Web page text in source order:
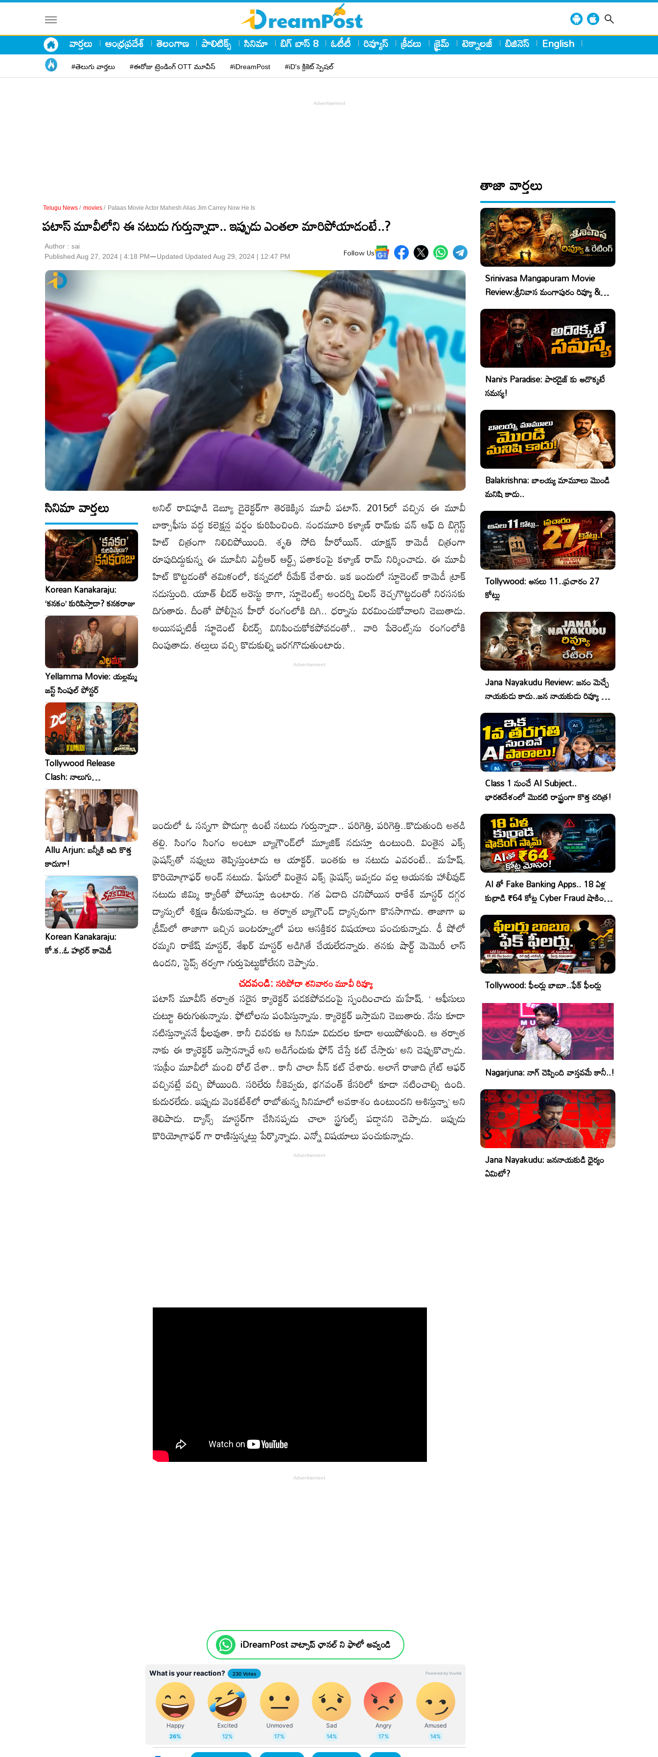
వార్తలు ఆంధ్రప్రదేశ్ తెలంగాణ పాలిటిక్స్ సినిమా బిగ్ బాస్ 8 ఓటీటీ రివ్యూస్ క్రీడలు క్రైమ్ టెక్నాలజీ బిజినెస్ English
#తెలుగు వార్తలు #ఈరోజు ట్రెండింగ్ OTT మూవీస్ #iDreamPost #iD's క్రికెట్ స్పెషల్
Telugu News / movies / Pataas Movie Actor Mahesh Alias Jim Carrey Now He Is
పటాస్ మూవీలోని ఈ నటుడు గుర్తున్నాడా.. ఇప్పుడు ఎంతలా మారిపోయాడంటే..?
Author : sai
Published Aug 27, 2024 | 4:18 PM⚊Updated Updated Aug 29, 2024 | 12:47 PM Follow Us
సినిమా వార్తలు
Korean Kanakaraju:
‘కనకం’ కురిపిస్తాడా? కనకరాజు
Yellamma Movie: యల్లమ్మ
జస్ట్ సింపుల్ పోస్టర్
Tollywood Release
Clash: నాలుగు
సినిమాలు..ఒకేసారి..ఎందుకో?
Allu Arjun: బన్నీకి ఇది కొత్త
కాదుగా!
Korean Kanakaraju:
కో.క..ఓ హర్రర్ కామెడీ
అనిల్ రావిపూడి డెబ్యూ డైరెక్టర్‌గా తెరకెక్కిన మూవీ పటాస్. 2015లో వచ్చిన ఈ మూవీ
బాక్సాఫీసు వద్ద కలెక్షన్ల వర్షం కురిపించింది. నందమూరి కళ్యాణ్ రామ్‌కు వన్ ఆఫ్ ది బిగ్గెస్ట్
హిట్ చిత్రంగా నిలిచిపోయింది. శృతి సోది హీరోయిన్. యాక్షన్ కామెడీ చిత్రంగా
రూపుదిద్దుకున్న ఈ మూవీని ఎన్టీఆర్ ఆర్ట్స్ పతాకంపై కళ్యాణ్ రామ్ నిర్మించాడు. ఈ మూవీ
హిట్ కొట్టడంతో తమిళంలో, కన్నడలో రీమేక్ చేశారు. ఇక ఇందులో స్టూడెంట్ కామెడీ ట్రాక్
నడుస్తుంది. యూత్ లీడర్ అరెస్టు కాగా, స్టూడెంట్స్ అందర్ని విలన్ రెచ్చగొట్టడంతో నిరసనకు
దిగుతారు. దీంతో పోలీసైన హీరో రంగంలోకి దిగి.. ధర్నాను విరమించుకోవాలని చెబుతాడు.
అయినప్పటికీ స్టూడెంట్ లీడర్స్ వినిపించుకోకపోవడంతో.. వారి పేరెంట్స్‌ను రంగంలోకి
దింపుతాడు. తల్లులు వచ్చి కొడుకుల్ని ఇరగగొడుతుంటారు.
ఇందులో ఓ సన్నగా పొడుగ్గా ఉంటే నటుడు గుర్తున్నాడా.. పరిగెత్తి, పరిగెత్తి..కొడుతుంది అతడి
తల్లి. సింగం సింగం అంటూ బ్యాగ్రౌండ్‌లో మ్యూజిక్ నడుస్తూ ఉంటుంది. వింతైన ఎక్స్
ప్రెషన్స్‌తో నవ్వులు తెప్పిస్తుంటాడు ఆ యాక్టర్. ఇంతకు ఆ నటుడు ఎవరంటే.. మహేష్.
కొరియోగ్రాఫర్ అండ్ నటుడు. ఫేసులో వింతైన ఎక్స్ ప్రెషన్స్ ఇవ్వడం వల్ల ఆయనకు హాలీవుడ్
నటుడు జిమ్మి క్యారీతో పోలుస్తూ ఉంటారు. గత ఏడాది చనిపోయిన రాకేశ్ మాస్టర్ దగ్గర
డ్యాన్సులో శిక్షణ తీసుకున్నాడు. ఆ తర్వాత బ్యాగ్రౌండ్ డ్యాన్సరుగా కొనసాగాడు. తాజాగా ఐ
డ్రీమ్‌లో తాజాగా ఇచ్చిన ఇంటర్వ్యూలో పలు ఆసక్తికర విషయాలు పంచుకున్నాడు. ఢీ షోలో
రమ్మని రాకేష్ మాస్టర్, శేఖర్ మాస్టర్ అడిగితే చేయలేదన్నారు. తనకు షార్ట్ మెమొరీ లాస్
ఉందని, స్టెప్స్ తర్వగా గుర్తుపెట్టుకోలేనని చెప్పాను.
చదవండి:సరిపోదా శనివారం మూవీ రివ్యూ
పటాస్ మూవీస్ తర్వాత సరైన క్యారెక్టర్ పడకపోవడంపై స్పందించాడు మహేష్. ‘ ఆఫీసులు
చుట్టూ తిరుగుతున్నాను. ఫోటోలను పంపిస్తున్నాను. క్యారెక్టర్ ఇస్తామని చెబుతారు. నేను కూడా
నటిస్తున్నాననే ఫీలవుతా. కానీ చివరకు ఆ సినిమా విడుదల కూడా అయిపోతుంది. ఆ తర్వాత
నాకు ఈ క్యారెక్టర్ ఇస్తానన్నారే అని అడిగేందుకు ఫోన్ చేస్తే కట్ చేస్తారు’ అని చెప్పుకొచ్చాడు.
‘సుప్రీం మూవీలో మంచి రోల్ చేశా.. కానీ చాలా సీన్ కట్ చేశారు. అలాగే రాజాది గ్రేట్ ఆఫర్
వచ్చినట్లే వచ్చి పోయింది. సరిలేరు నీకెవ్వరు, భగవంత్ కేసరిలో కూడా నటించాల్సి ఉంది.
కుదురలేదు. ఇప్పుడు వెంకటేశ్‌లో రాబోతున్న సినిమాలో అవకాశం ఉంటుందని ఆశిస్తున్నా’ అని
తెలిపాడు. డ్యాన్స్ మాస్టర్‌గా చేసినప్పడు చాలా స్ట్రగుల్స్ పడ్డానని చెప్పాడు. ఇప్పుడు
కొరియోగ్రాఫర్ గా రాణిస్తున్నట్లు పేర్కొన్నాడు. ఎన్నో విషయాలు పంచుకున్నాడు.
iDreamPost వాట్సాప్ ఛానల్ ని ఫాలో అవ్వండి
తాజా వార్తలు
Srinivasa Mangapuram Movie
Review:శ్రీనివాస మంగాపురం రివ్యూ &
రేటింగ్
Nani’s Paradise: పారడైజ్ కు అదొక్కటే
సమస్య!
Balakrishna: బాలయ్య మామూలు మొండి
మనిషి కాదు..
Tollywood: అసలు 11..ప్రచారం 27
కోట్లు
Jana Nayakudu Review: జనం మెచ్చే
నాయకుడు కాదు..జన నాయకుడు రివ్యూ &
రేటింగ్!
Class 1 నుంచే AI Subject..
భారతదేశంలో మొదటి రాష్ట్రంగా కొత్త చరిత్ర!
AI తో Fake Banking Apps.. 18 ఏళ్ల
కుర్రాడి ₹64 కోట్ల Cyber Fraud షాకింగ్
ఆపరేషన్!
Tollywood: ఫీలర్లు బాబూ..ఫేక్ ఫీలర్లు
Nagarjuna: నాగ్ చెప్పింది వాస్తవమే కానీ..!
Jana Nayakudu: జననాయకుడి ధైర్యం
ఏమిటో?